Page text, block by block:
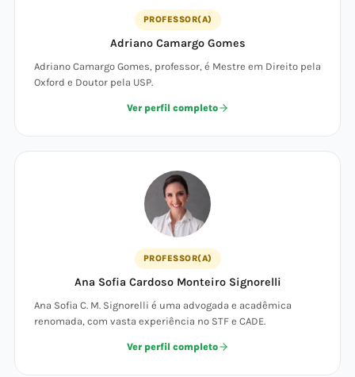
PROFESSOR(A)
Adriano Camargo Gomes
Adriano Camargo Gomes, professor, é Mestre em Direito pela
Oxford e Doutor pela USP.
Ver perfil completo
PROFESSOR(A)
Ana Sofia Cardoso Monteiro Signorelli
Ana Sofia C. M. Signorelli é uma advogada e acadêmica
renomada, com vasta experiência no STF e CADE.
Ver perfil completo